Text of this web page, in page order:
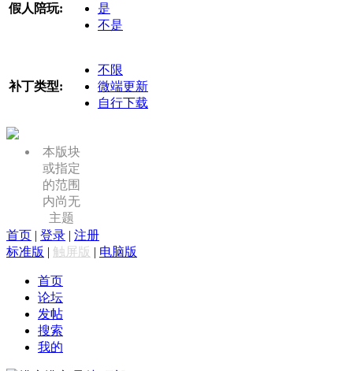
假人陪玩:
是
不是
补丁类型:
不限
微端更新
自行下载
本版块
或指定
的范围
内尚无
主题
首页 | 登录 | 注册
标准版 | 触屏版 | 电脑版
首页
论坛
发帖
搜索
我的